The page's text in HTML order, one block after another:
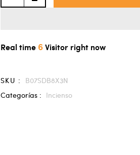
Real time 6Visitor right now
SKU :
B07SDB8X3N
Categorías : Incienso